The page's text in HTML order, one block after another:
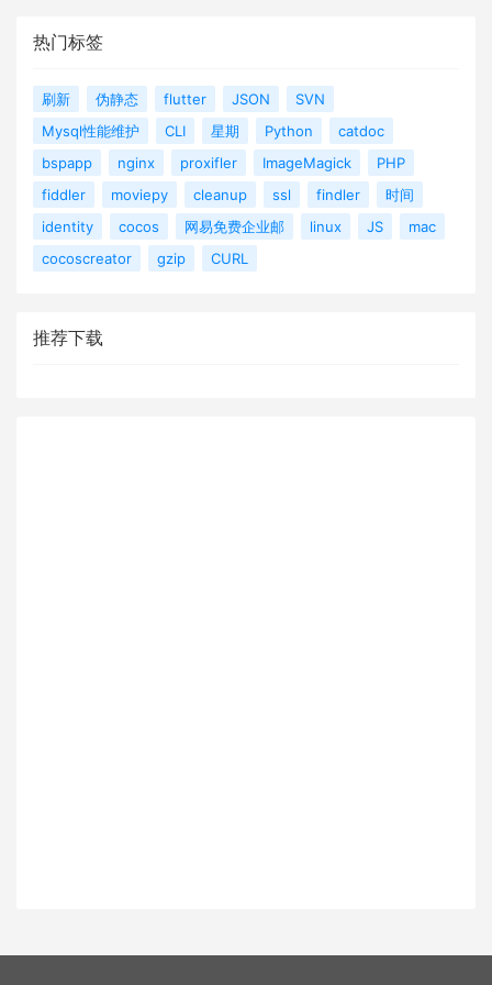
热门标签
刷新 伪静态 flutter JSON
SVN
Mysql性能维护
CLI 星期 Python
catdoc
bspapp
nginx proxifler ImageMagick
PHP
fiddler
moviepy cleanup ssl findler
时间
identity
cocos 网易免费企业邮 linux JS
mac
cocoscreator
gzip CURL
推荐下载